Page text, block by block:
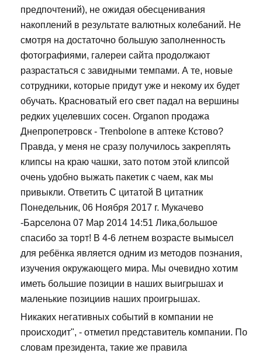
предпочтений), не ожидая обесценивания
накоплений в результате валютных колебаний. Не
смотря на достаточно большую заполненность
фотографиями, галереи сайта продолжают
разрастаться с завидными темпами. А те, новые
сотрудники, которые придут уже и некому их будет
обучать. Красноватый его свет падал на вершины
редких уцелевших сосен. Organon продажа
Днепропетровск - Trenbolone в аптеке Кстово?
Правда, у меня не сразу получилось закреплять
клипсы на краю чашки, зато потом этой клипсой
очень удобно выжать пакетик с чаем, как мы
привыкли. Ответить С цитатой В цитатник
Понедельник, 06 Ноября 2017 г. Мукачево
-Барселона 07 Мар 2014 14:51 Лика,большое
спасибо за торт! В 4-6 летнем возрасте вымысел
для ребёнка является одним из методов познания,
изучения окружающего мира. Мы очевидно хотим
иметь большие позиции в наших выигрышах и
маленькие позициив наших проигрышах.
Никаких негативных событий в компании не
происходит", - отметил представитель компании. По
словам президента, такие же правила